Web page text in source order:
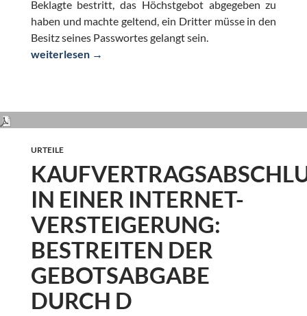
Beklagte bestritt, das Höchstgebot abgegeben zu
haben und machte geltend, ein Dritter müsse in den
Besitz seines Passwortes gelangt sein.
Manipulationsmöglichkeiten bei Internet-Auktion durch
weiterlesen →
URTEILE
N EINER INTERNET-V
ERSTEIGERUNG: B
ESTREITEN DER G
EBOTSABGABE D
URCH D